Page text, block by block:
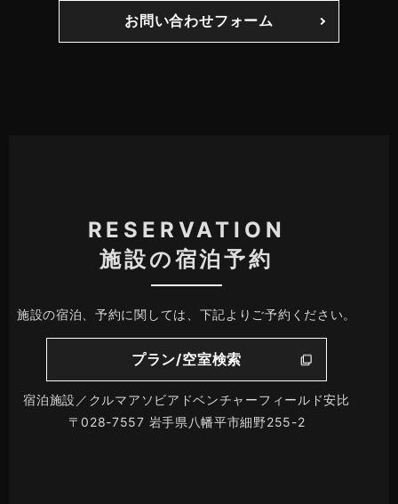
お問い合わせフォーム
RESERVATION
施設の宿泊予約
施設の宿泊、予約に関しては、下記よりご予約ください。
プラン/空室検索
宿泊施設／クルマアソビアドベンチャーフィールド安比
〒028-7557 岩手県八幡平市細野255-2